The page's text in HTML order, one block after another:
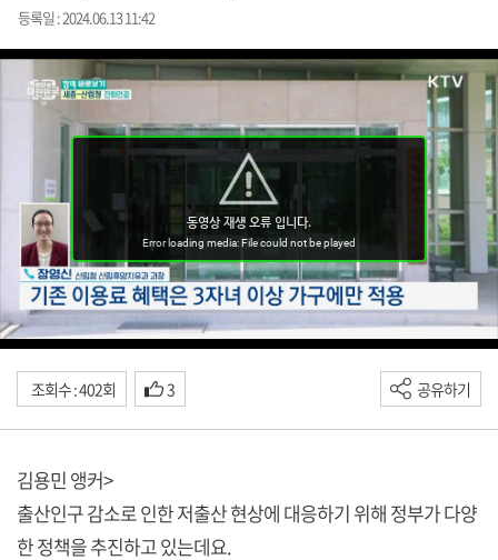
등록일 : 2024.06.13 11:42
조회수 : 402회 3 공유하기
김용민 앵커>
출산인구 감소로 인한 저출산 현상에 대응하기 위해 정부가 다양
한 정책을 추진하고 있는데요.